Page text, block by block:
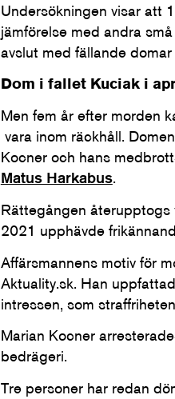
Undersökningen visar att
jämförelse med andra
avslut med fällande
Dom i fallet Kuciak i
Men fem år efter morden
vara inom räckhåll.
Kocner och hans
Matus Harkabus.
Rättegången
2021 upphävde
Affärsmannens motiv för
Aktuality.sk. Han
intressen, som
Marian Kocner
bedrägeri.
Tre personer har redan